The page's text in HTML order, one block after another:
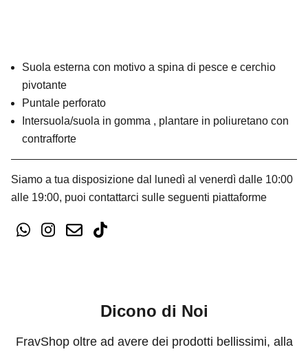
Suola esterna con motivo a spina di pesce e cerchio
pivotante
Puntale perforato
Intersuola/suola in gomma , plantare in poliuretano con
contrafforte
Siamo a tua disposizione dal lunedì al venerdì dalle 10:00
alle 19:00, puoi contattarci sulle seguenti piattaforme
Dicono di Noi
FravShop oltre ad avere dei prodotti bellissimi, alla